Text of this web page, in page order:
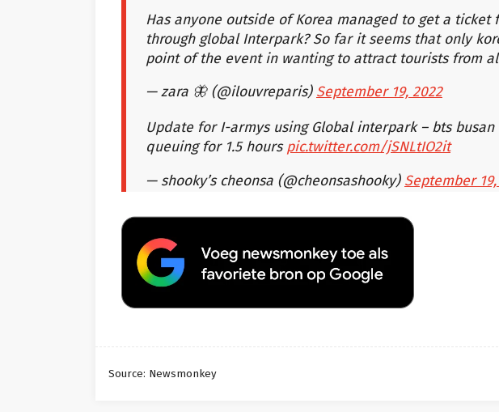
Has anyone outside of Korea managed to get a ticket
through global Interpark? So far it seems that only
point of the event in wanting to attract tourists from
— zara 🦋 (@ilouvreparis) September 19, 2022
Update for I-armys using Global interpark – bts
queuing for 1.5 hourspic.twitter.com/jSNLtIO2it
— shooky’s cheonsa (@cheonsashooky) September
Source: Newsmonkey